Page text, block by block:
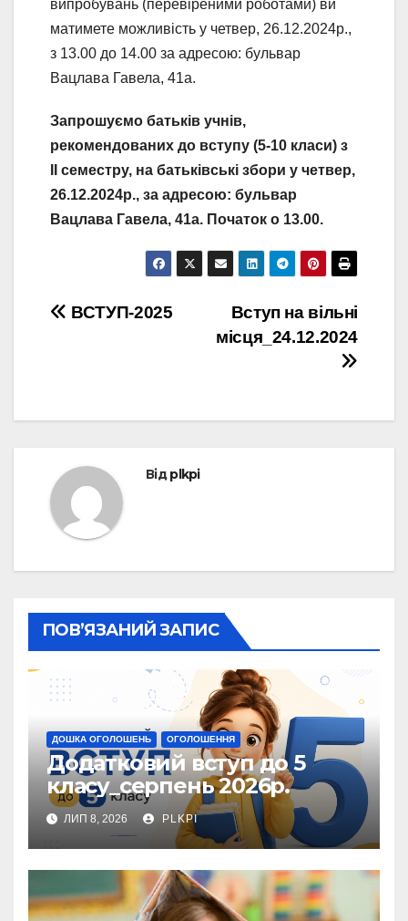
випробувань (перевіреними роботами) ви
матимете можливість у четвер, 26.12.2024р.,
з 13.00 до 14.00 за адресою: бульвар
Вацлава Гавела, 41а.
Запрошуємо батьків учнів,
рекомендованих до вступу (5-10 класи) з
ІІ семестру, на батьківські збори у четвер,
26.12.2024р., за адресою: бульвар
Вацлава Гавела, 41а. Початок о 13.00.
Навігація
Вступ на вільні
місця_24.12.2024
ВСТУП-2025
Відplkpi
ПОВ’ЯЗАНИЙ ЗАПИС
ДОШКА ОГОЛОШЕНЬ ОГОЛОШЕННЯ
Додатковий вступ до 5
класу_серпень 2026р.
ЛИП 8, 2026 PLKPI